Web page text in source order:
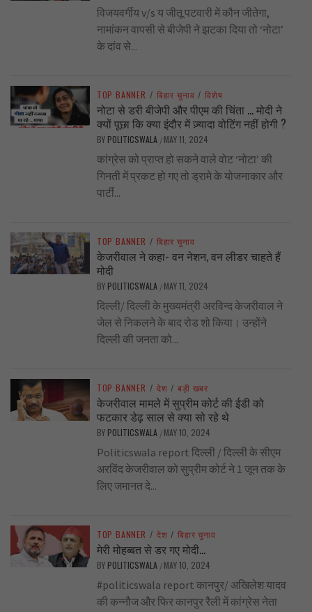
विजयवर्गीय v/s य जीतू पटवारी में कौन जीतेगा,
नामांकन वापसी से बीजेपी ने झटका दिया तो ‘नोटा’
के दांव से...
TOP BANNER / बिहार चुनाव / विशेष
नोटा से डरी बीजेपी और पीएम की चिंता … मोदी ने
क्यों पूछा कि क्या इंदौर में ज़्यादा वोटिंग नहीं होगी ?
BY POLITICSWALA / MAY 11, 2024
कांग्रेस को प्राप्त हो सकने वाले वोट ‘नोटा’ की
गिनती में प्रकट हो गए तो ड्रामे के योजनाकार और
पार्टी...
TOP BANNER / बिहार चुनाव
केजरीवाल ने कहा- वन नेशन, वन लीडर चाहते हैं
मोदी
BY POLITICSWALA / MAY 11, 2024
दिल्ली/ दिल्ली के मुख्यमंत्री अरविन्द केजरीवाल ने
जेल से निकलने के बाद रोड शो किया। उन्होंने
दिल्ली की जनता को...
TOP BANNER / देश / बड़ी खबर
केजरीवाल मामले में सुप्रीम कोर्ट की ईडी को
फटकार डेढ़ साल से क्या सो रहे थे
BY POLITICSWALA / MAY 10, 2024
Politicswala report दिल्ली / दिल्ली के सीएम
अरविंद केजरीवाल को सुप्रीम कोर्ट ने 1 जून तक के
लिए जमानत दे...
TOP BANNER / देश / बिहार चुनाव
मेरी मोहब्बत से डर गए मोदी…
BY POLITICSWALA / MAY 10, 2024
#politicswala report कानपुर/ अखिलेश यादव
की कन्नौज और फिर कानपुर रैली में कांग्रेस नेता